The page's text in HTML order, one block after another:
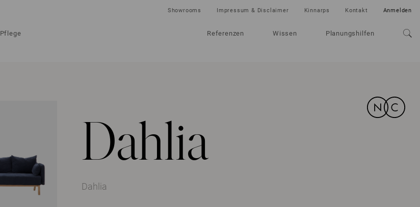
Pflege Referenzen Wissen Planungshilfen
Showrooms Impressum & Disclaimer Kinnarps Kontakt Anmelden
Dahlia
Dahlia